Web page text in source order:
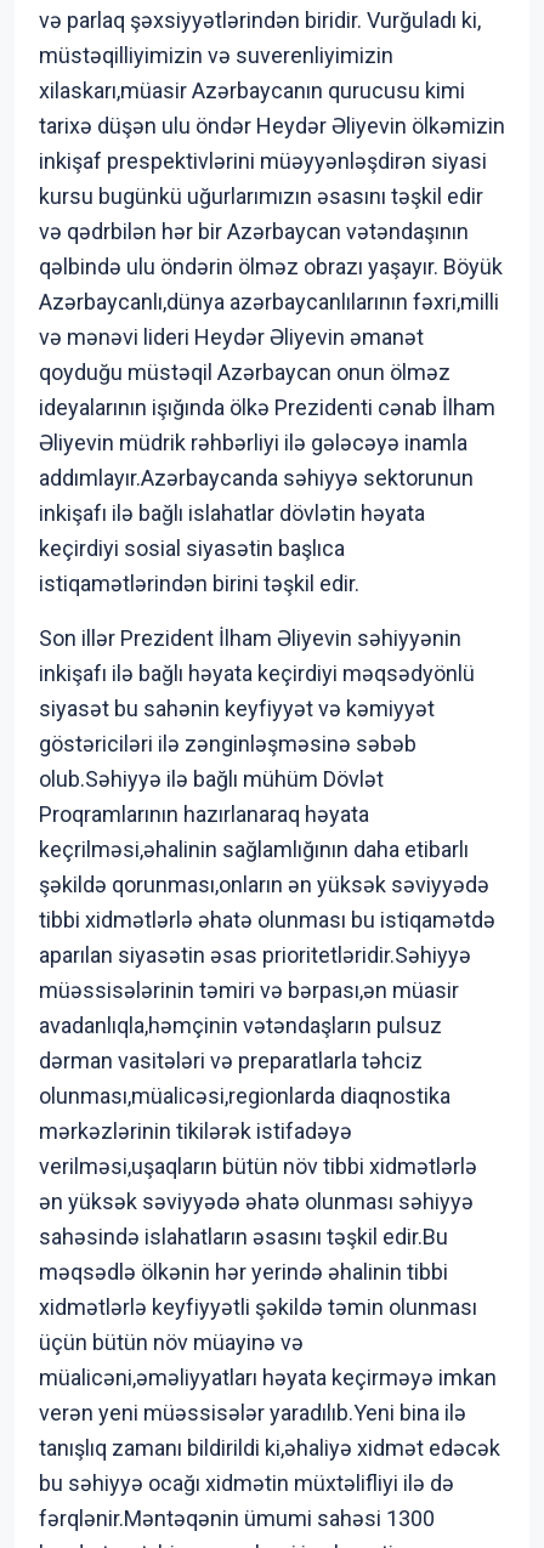
və parlaq şəxsiyyətlərindən biridir. Vurğuladı ki,
müstəqilliyimizin və suverenliyimizin
xilaskarı,müasir Azərbaycanın qurucusu kimi
tarixə düşən ulu öndər Heydər Əliyevin ölkəmizin
inkişaf prespektivlərini müəyyənləşdirən siyasi
kursu bugünkü uğurlarımızın əsasını təşkil edir
və qədrbilən hər bir Azərbaycan vətəndaşının
qəlbində ulu öndərin ölməz obrazı yaşayır. Böyük
Azərbaycanlı,dünya azərbaycanlılarının fəxri,milli
və mənəvi lideri Heydər Əliyevin əmanət
qoyduğu müstəqil Azərbaycan onun ölməz
ideyalarının işığında ölkə Prezidenti cənab İlham
Əliyevin müdrik rəhbərliyi ilə gələcəyə inamla
addımlayır.Azərbaycanda səhiyyə sektorunun
inkişafı ilə bağlı islahatlar dövlətin həyata
keçirdiyi sosial siyasətin başlıca
istiqamətlərindən birini təşkil edir.
Son illər Prezident İlham Əliyevin səhiyyənin
inkişafı ilə bağlı həyata keçirdiyi məqsədyönlü
siyasət bu sahənin keyfiyyət və kəmiyyət
göstəriciləri ilə zənginləşməsinə səbəb
olub.Səhiyyə ilə bağlı mühüm Dövlət
Proqramlarının hazırlanaraq həyata
keçrilməsi,əhalinin sağlamlığının daha etibarlı
şəkildə qorunması,onların ən yüksək səviyyədə
tibbi xidmətlərlə əhatə olunması bu istiqamətdə
aparılan siyasətin əsas prioritetləridir.Səhiyyə
müəssisələrinin təmiri və bərpası,ən müasir
avadanlıqla,həmçinin vətəndaşların pulsuz
dərman vasitələri və preparatlarla təhciz
olunması,müalicəsi,regionlarda diaqnostika
mərkəzlərinin tikilərək istifadəyə
verilməsi,uşaqların bütün növ tibbi xidmətlərlə
ən yüksək səviyyədə əhatə olunması səhiyyə
sahəsində islahatların əsasını təşkil edir.Bu
məqsədlə ölkənin hər yerində əhalinin tibbi
xidmətlərlə keyfiyyətli şəkildə təmin olunması
üçün bütün növ müayinə və
müalicəni,əməliyyatları həyata keçirməyə imkan
verən yeni müəssisələr yaradılıb.Yeni bina ilə
tanışlıq zamanı bildirildi ki,əhaliyə xidmət edəcək
bu səhiyyə ocağı xidmətin müxtəlifliyi ilə də
fərqlənir.Məntəqənin ümumi sahəsi 1300